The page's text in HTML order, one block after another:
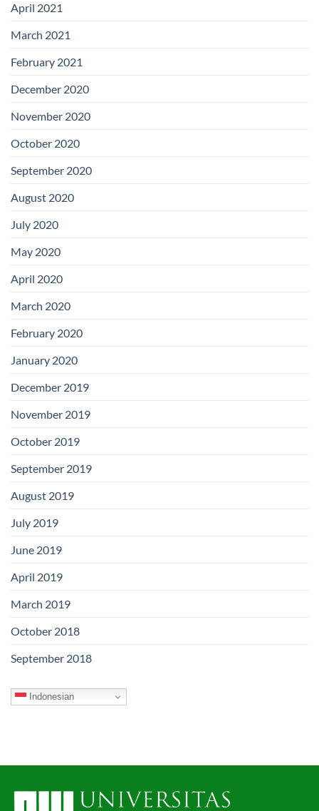
April 2021
March 2021
February 2021
December 2020
November 2020
October 2020
September 2020
August 2020
July 2020
May 2020
April 2020
March 2020
February 2020
January 2020
December 2019
November 2019
October 2019
September 2019
August 2019
July 2019
June 2019
April 2019
March 2019
October 2018
September 2018
Indonesian